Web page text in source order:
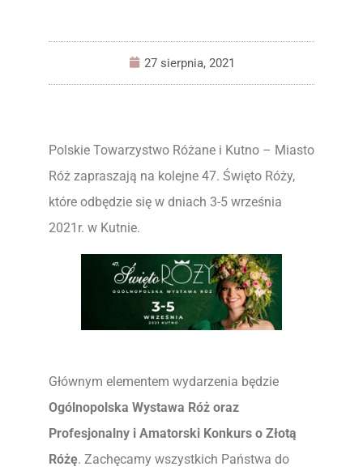
27 sierpnia, 2021
Polskie Towarzystwo Różane i Kutno – Miasto
Róż zapraszają na kolejne 47. Święto Róży,
które odbędzie się w dniach 3-5 września
2021r. w Kutnie.
Głównym elementem wydarzenia będzie
Ogólnopolska Wystawa Róż oraz
Profesjonalny i Amatorski Konkurs o Złotą
Różę. Zachęcamy wszystkich Państwa do